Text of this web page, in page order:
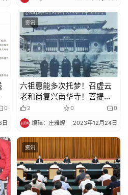
0
日
资讯
六祖惠能多次托梦！召虚云
老和尚复兴南华寺！菩提本
无树，明镜亦非台。（随喜
转发）
2 0 0
编辑：庄雅婷 2023年12月24日
资讯